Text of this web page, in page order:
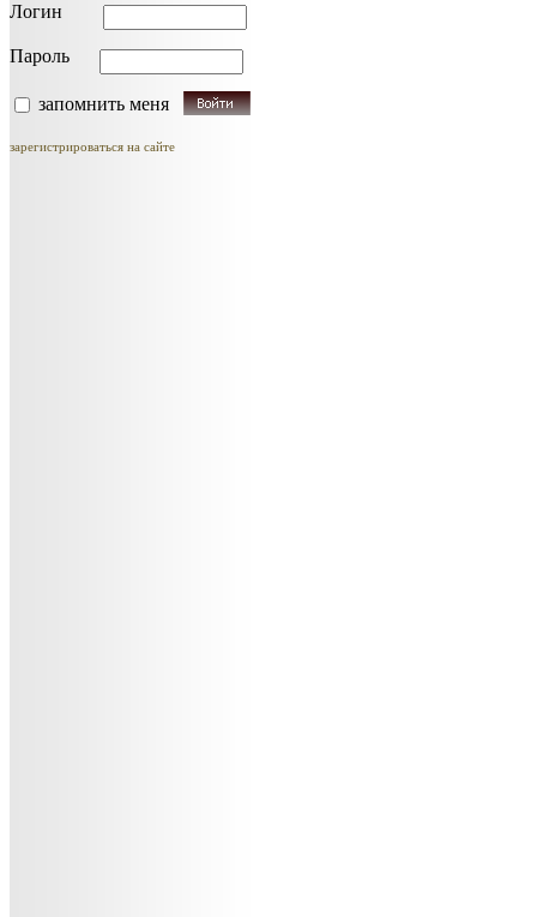
Логин
Пароль
запомнить меня
зарегистрироваться на сайте